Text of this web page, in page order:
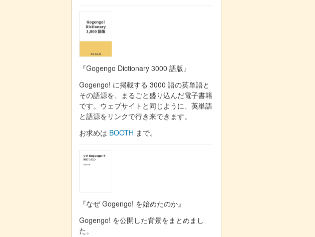
『Gogengo Dictionary 3000 語版』
Gogengo! に掲載する 3000 語の英単語と
その語源を、まるごと盛り込んだ電子書籍
です。ウェブサイトと同じように、英単語
と語源をリンクで行き来できます。
お求めは BOOTH まで。
『なぜ Gogengo! を始めたのか』
Gogengo! を公開した背景をまとめまし
た。